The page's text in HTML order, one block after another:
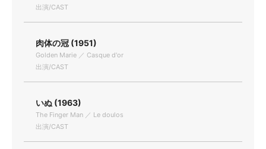
出演/CAST
肉体の冠 (1951)
Golden Marie ／ Casque d'or
出演/CAST
いぬ (1963)
The Finger Man ／ Le doulos
出演/CAST